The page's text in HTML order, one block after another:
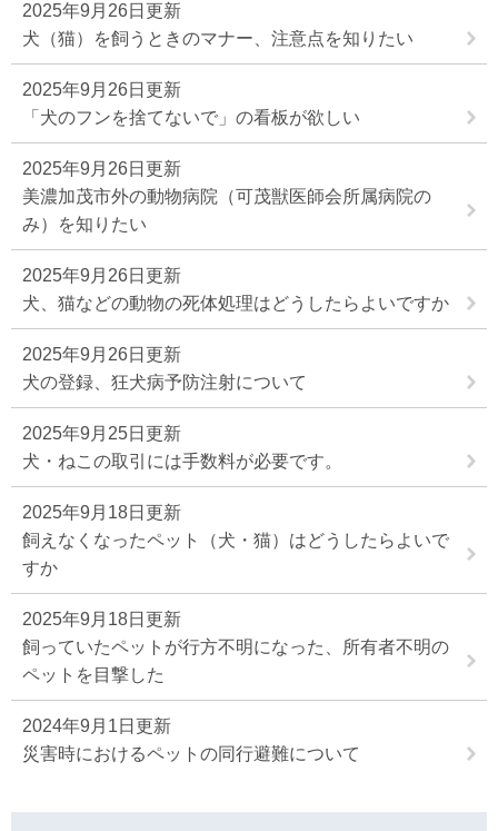
2025年9月26日更新
犬（猫）を飼うときのマナー、注意点を知りたい
2025年9月26日更新
「犬のフンを捨てないで」の看板が欲しい
2025年9月26日更新
美濃加茂市外の動物病院（可茂獣医師会所属病院の
み）を知りたい
2025年9月26日更新
犬、猫などの動物の死体処理はどうしたらよいですか
2025年9月26日更新
犬の登録、狂犬病予防注射について
2025年9月25日更新
犬・ねこの取引には手数料が必要です。
2025年9月18日更新
飼えなくなったペット（犬・猫）はどうしたらよいで
すか
2025年9月18日更新
飼っていたペットが行方不明になった、所有者不明の
ペットを目撃した
2024年9月1日更新
災害時におけるペットの同行避難について